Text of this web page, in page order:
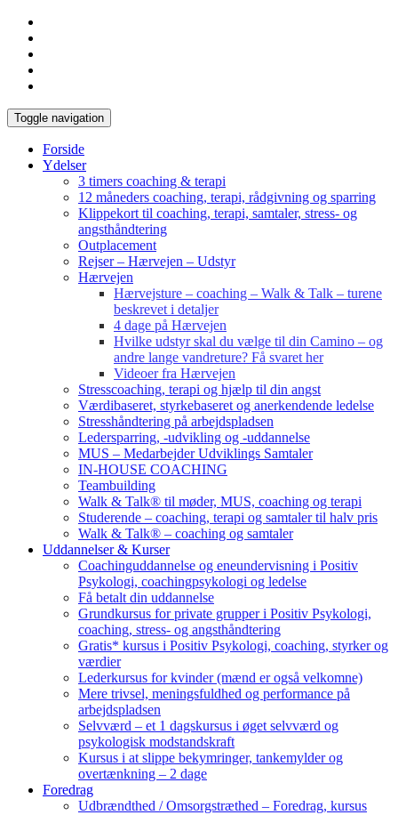
Toggle navigation
Forside
Ydelser
3 timers coaching & terapi
12 måneders coaching, terapi, rådgivning og sparring
Klippekort til coaching, terapi, samtaler, stress- og
angsthåndtering
Outplacement
Rejser – Hærvejen – Udstyr
Hærvejen
Hærvejsture – coaching – Walk & Talk – turene
beskrevet i detaljer
4 dage på Hærvejen
Hvilke udstyr skal du vælge til din Camino – og
andre lange vandreture? Få svaret her
Videoer fra Hærvejen
Stresscoaching, terapi og hjælp til din angst
Værdibaseret, styrkebaseret og anerkendende ledelse
Stresshåndtering på arbejdspladsen
Ledersparring, -udvikling og -uddannelse
MUS – Medarbejder Udviklings Samtaler
IN-HOUSE COACHING
Teambuilding
Walk & Talk® til møder, MUS, coaching og terapi
Studerende – coaching, terapi og samtaler til halv pris
Walk & Talk® – coaching og samtaler
Uddannelser & Kurser
Coachinguddannelse og eneundervisning i Positiv
Psykologi, coachingpsykologi og ledelse
Få betalt din uddannelse
Grundkursus for private grupper i Positiv Psykologi,
coaching, stress- og angsthåndtering
Gratis* kursus i Positiv Psykologi, coaching, styrker og
værdier
Lederkursus for kvinder (mænd er også velkomne)
Mere trivsel, meningsfuldhed og performance på
arbejdspladsen
Selvværd – et 1 dagskursus i øget selvværd og
psykologisk modstandskraft
Kursus i at slippe bekymringer, tankemylder og
overtænkning – 2 dage
Foredrag
Udbrændthed / Omsorgstræthed – Foredrag, kursus